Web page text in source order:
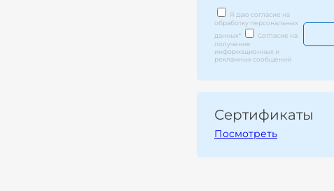
Я даю согласие на
обработку персональных
данных*
Согласие на
получение
информационных и
рекламных сообщений
Сертификаты
Посмотреть